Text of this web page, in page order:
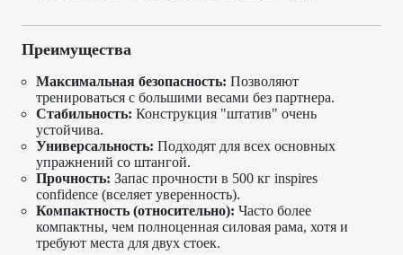
Преимущества
Максимальная безопасность: Позволяют
тренироваться с большими весами без партнера.
Стабильность: Конструкция "штатив" очень
устойчива.
Универсальность: Подходят для всех основных
упражнений со штангой.
Прочность: Запас прочности в 500 кг inspires
confidence (вселяет уверенность).
Компактность (относительно): Часто более
компактны, чем полноценная силовая рама, хотя и
требуют места для двух стоек.